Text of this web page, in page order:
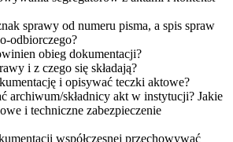
sprawy od numeru pisma, a spis spraw
odbiorczego?
obieg dokumentacji?
i z czego się składają?
i opisywać teczki aktowe?
archiwum/składnicy akt w instytucji? Jakie
i techniczne zabezpieczenie
współczesnej przechowywać